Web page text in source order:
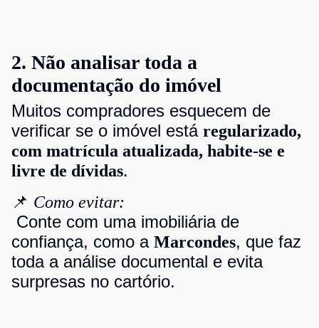
2. Não analisar toda a
documentação do imóvel
Muitos compradores esquecem de
verificar se o imóvel está regularizado,
com matrícula atualizada, habite-se e
livre de dívidas.
📌 Como evitar:
Conte com uma imobiliária de
confiança, como a Marcondes, que faz
toda a análise documental e evita
surpresas no cartório.